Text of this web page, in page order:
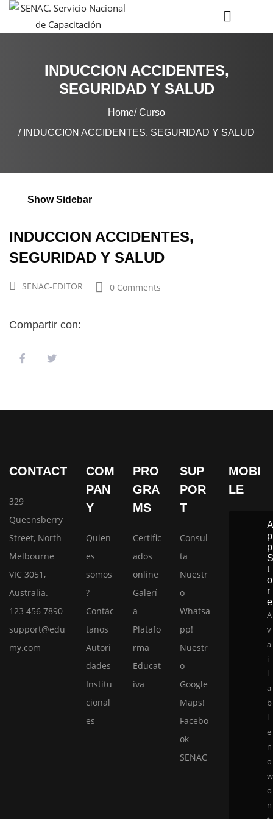
INDUCCION ACCIDENTES,
SEGURIDAD Y SALUD
Home Curso
INDUCCION ACCIDENTES, SEGURIDAD Y SALUD
Show Sidebar
INDUCCION ACCIDENTES,
SEGURIDAD Y SALUD
SENAC-EDITOR 0 Comments
Compartir con:
CONTACT
329
Queensberry
Street, North
Melbourne
VIC 3051,
Australia.
123 456 7890
support@edu
my.com
COM
PAN
Y
Quien
es
somos
?
Contác
tanos
Autori
dades
Institu
cional
es
PRO
GRA
MS
Certific
ados
online
Galerí
a
Platafo
rma
Educat
iva
SUP
POR
T
Consul
ta
Nuestr
o
Whatsa
pp!
Nuestr
o
Google
Maps!
Facebo
ok
SENAC
MOBI
LE
p
p
t
o
r
e
A
v
a
i
l
a
b
l
e
n
o
w
o
n